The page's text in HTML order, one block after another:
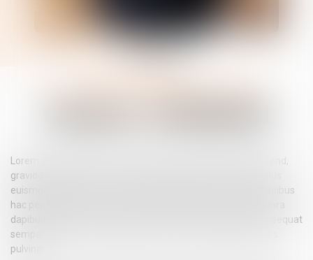
Lorem ipsum dolor sit amet consectetur adipiscing elit eleifend,
gravida vehicula accumsan justo tincidunt curae auctor. Tellus
euismod sagittis risus ante lobortis aliquet, varius fames dapibus
hac penatibus, ut sem parturient est hendrerit. Netus hac litora
dapibus at lacinia rhoncus et, porttitor sed eros egestas consequat
semper aenean, malesuada proin parturient quisque ultricies
pulvinar.